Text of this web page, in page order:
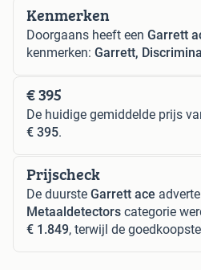
Kenmerken
Doorgaans heeft een Garrett
kenmerken: Garrett,
€ 395
De huidige gemiddelde prijs
€ 395.
Prijscheck
De duurste Garrett ace
Metaaldetectors categorie
€ 1.849, terwijl de